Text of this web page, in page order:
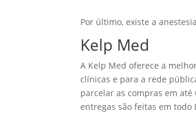
Por último, existe a
Kelp Med
A Kelp Med oferece a
clínicas e para a rede
parcelar as compras em
entregas são feitas em todo